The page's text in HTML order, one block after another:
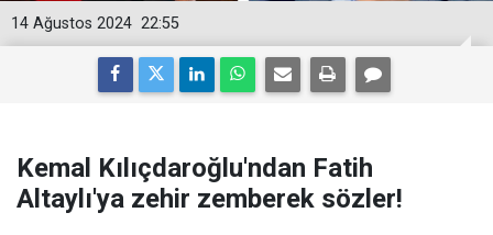
22:55
14 Ağustos 2024
Kemal Kılıçdaroğlu'ndan Fatih
Altaylı'ya zehir zemberek sözler!